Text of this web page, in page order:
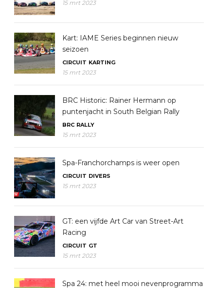
15 mrt 2023
Kart: IAME Series beginnen nieuw
seizoen
CIRCUIT KARTING
15 mrt 2023
BRC Historic: Rainer Hermann op
puntenjacht in South Belgian Rally
BRC RALLY
15 mrt 2023
Spa-Franchorchamps is weer open
CIRCUIT DIVERS
15 mrt 2023
GT: een vijfde Art Car van Street-Art
Racing
CIRCUIT GT
15 mrt 2023
Spa 24: met heel mooi nevenprogramma